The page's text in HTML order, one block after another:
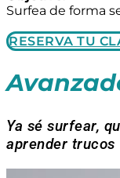
Surfea de forma
RESERVA TU
Ya sé surfear,
aprender trucos